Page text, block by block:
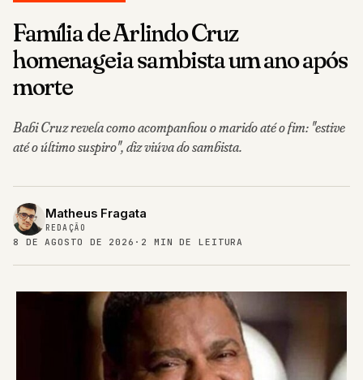
Família de Arlindo Cruz
homenageia sambista um ano após
morte
Babi Cruz revela como acompanhou o marido até o fim: "estive
até o último suspiro", diz viúva do sambista.
Matheus Fragata
REDAÇÃO
8 DE AGOSTO DE 2026 · 2 MIN DE LEITURA